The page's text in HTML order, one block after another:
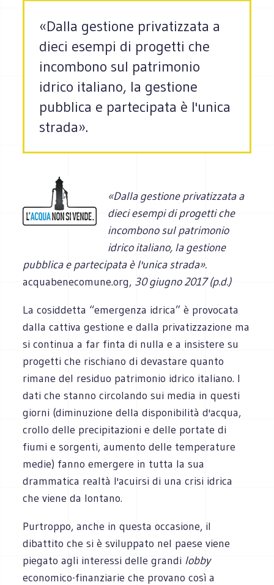
«Dalla gestione privatizzata a
dieci esempi di progetti che
incombono sul patrimonio
idrico italiano, la gestione
pubblica e partecipata è l'unica
strada».
«Dalla gestione privatizzata a
dieci esempi di progetti che
incombono sul patrimonio
idrico italiano, la gestione
pubblica e partecipata è l'unica strada».
acquabenecomune.org, 30 giugno 2017 (p.d.)
La cosiddetta “emergenza idrica” è provocata
dalla cattiva gestione e dalla privatizzazione ma
si continua a far finta di nulla e a insistere su
progetti che rischiano di devastare quanto
rimane del residuo patrimonio idrico italiano. I
dati che stanno circolando sui media in questi
giorni (diminuzione della disponibilità d'acqua,
crollo delle precipitazioni e delle portate di
fiumi e sorgenti, aumento delle temperature
medie) fanno emergere in tutta la sua
drammatica realtà l'acuirsi di una crisi idrica
che viene da lontano.
Purtroppo, anche in questa occasione, il
dibattito che si è sviluppato nel paese viene
piegato agli interessi delle grandi lobby
economico-finanziarie che provano così a